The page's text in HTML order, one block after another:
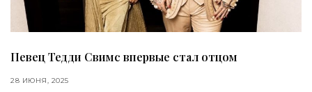
Певец Тедди Свимс впервые стал отцом
28 ИЮНЯ, 2025